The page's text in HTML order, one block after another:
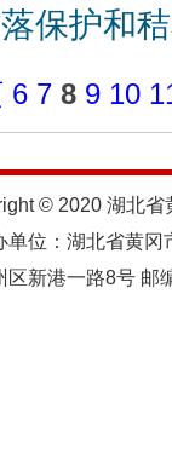
保护和
6 7 8 9 10
© 2020 湖北省
单位：湖北省黄
区新港一路8号